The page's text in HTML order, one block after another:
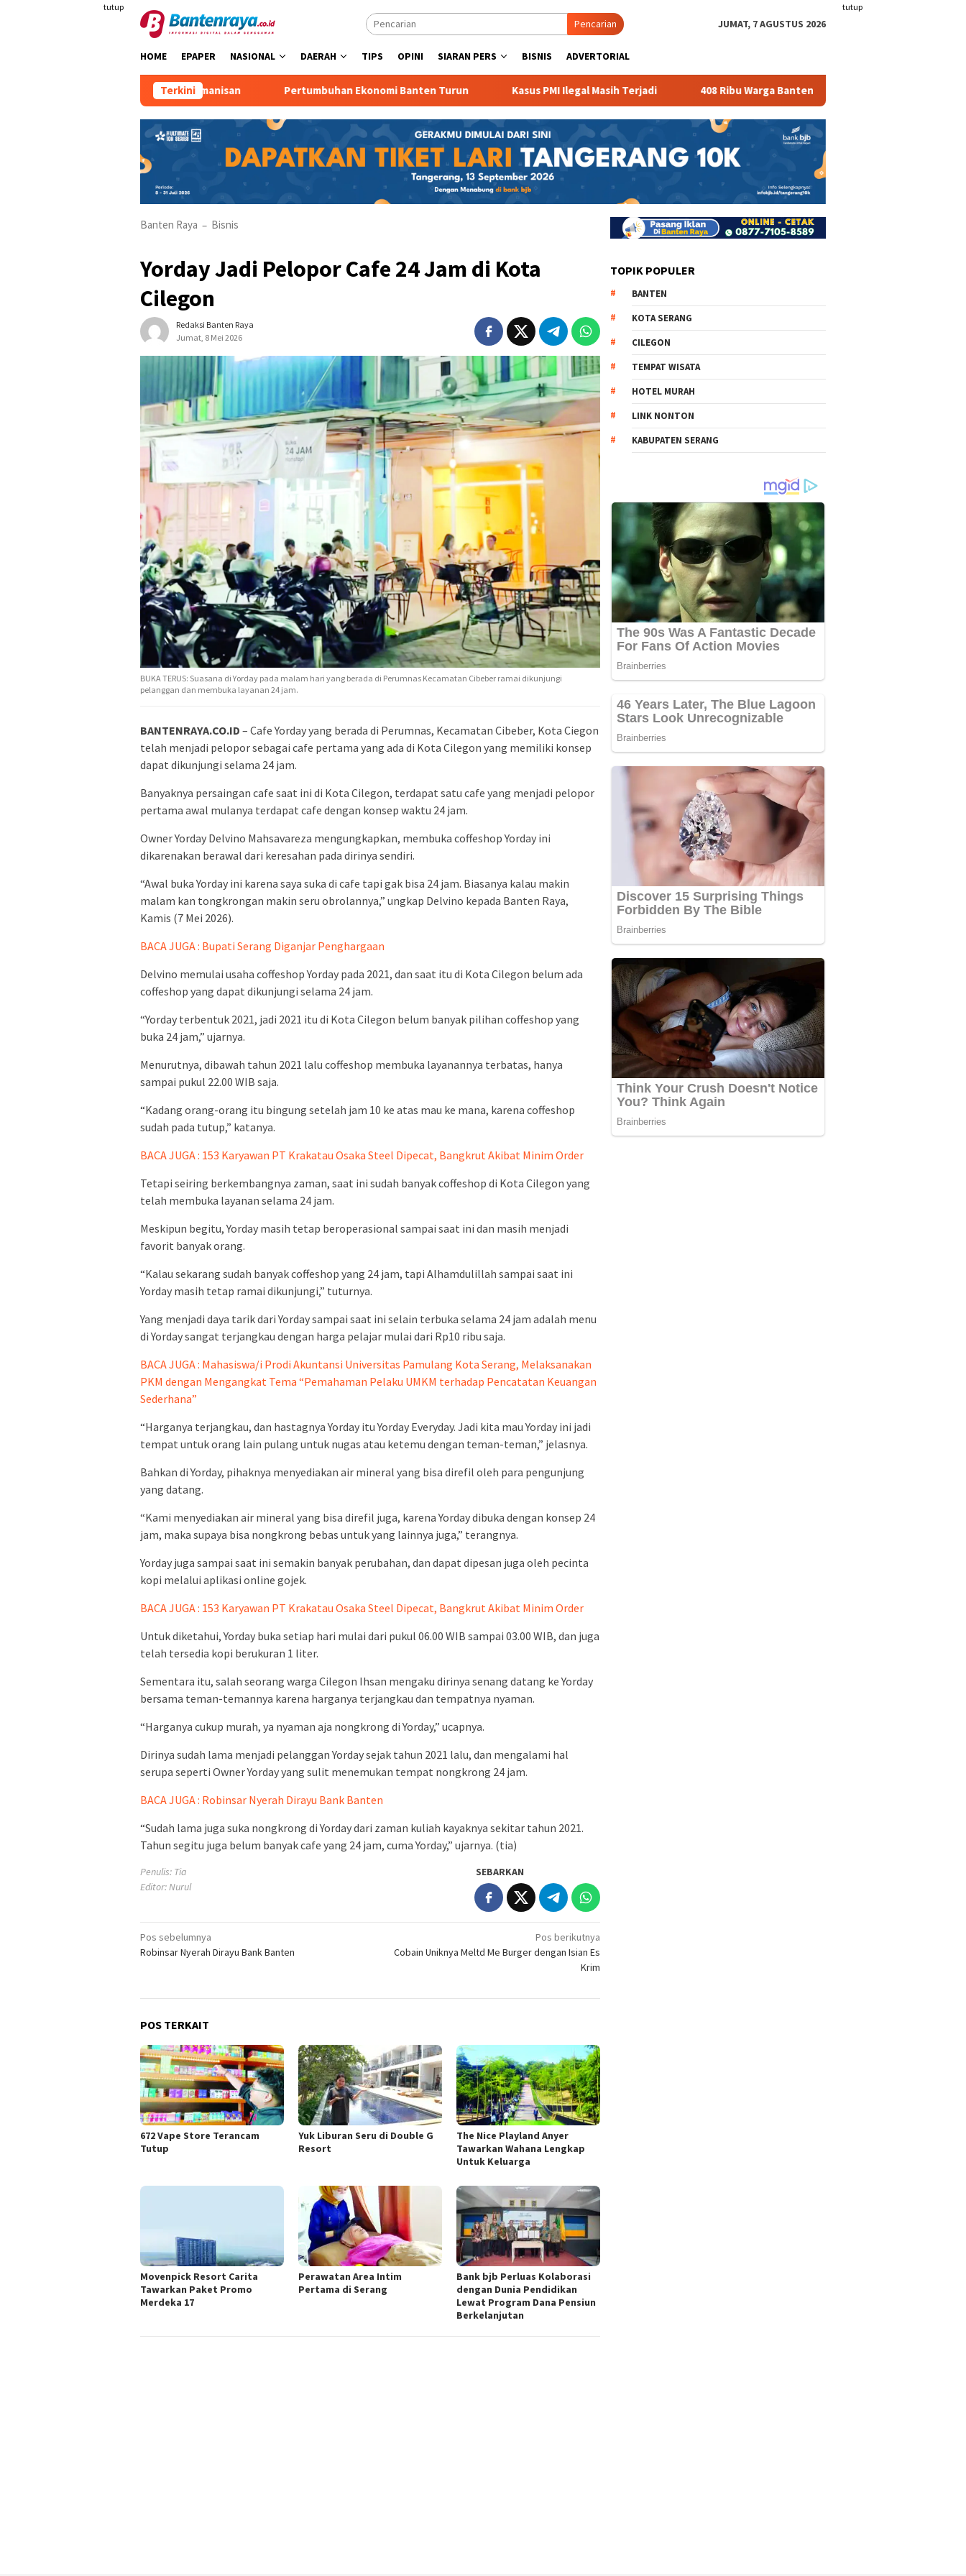
tutup tutup
Pencarian JUMAT, 7 AGUSTUS 2026
HOME EPAPER NASIONAL DAERAH TIPS OPINI SIARAN PERS BISNIS ADVERTORIAL
Terkini
KKM Kelompok 10 Kemanisan Pertumbuhan Ekonomi Banten Turun Kasus PMI Ilegal Masih Terjadi 408 Ribu Warga Banten Menganggur
Banten Raya – Bisnis
Yorday Jadi Pelopor Cafe 24 Jam di Kota
Cilegon
Redaksi Banten Raya
Jumat, 8 Mei 2026
BUKA TERUS: Suasana di Yorday pada malam hari yang berada di Perumnas Kecamatan Cibeber ramai dikunjungi
pelanggan dan membuka layanan 24 jam.
BANTENRAYA.CO.ID – Cafe Yorday yang berada di Perumnas, Kecamatan Cibeber, Kota Ciegon
telah menjadi pelopor sebagai cafe pertama yang ada di Kota Cilegon yang memiliki konsep
dapat dikunjungi selama 24 jam.
Banyaknya persaingan cafe saat ini di Kota Cilegon, terdapat satu cafe yang menjadi pelopor
pertama awal mulanya terdapat cafe dengan konsep waktu 24 jam.
Owner Yorday Delvino Mahsavareza mengungkapkan, membuka coffeshop Yorday ini
dikarenakan berawal dari keresahan pada dirinya sendiri.
“Awal buka Yorday ini karena saya suka di cafe tapi gak bisa 24 jam. Biasanya kalau makin
malam kan tongkrongan makin seru obrolannya,” ungkap Delvino kepada Banten Raya,
Kamis (7 Mei 2026).
BACA JUGA : Bupati Serang Diganjar Penghargaan
Delvino memulai usaha coffeshop Yorday pada 2021, dan saat itu di Kota Cilegon belum ada
coffeshop yang dapat dikunjungi selama 24 jam.
“Yorday terbentuk 2021, jadi 2021 itu di Kota Cilegon belum banyak pilihan coffeshop yang
buka 24 jam,” ujarnya.
Menurutnya, dibawah tahun 2021 lalu coffeshop membuka layanannya terbatas, hanya
sampai pukul 22.00 WIB saja.
“Kadang orang-orang itu bingung setelah jam 10 ke atas mau ke mana, karena coffeshop
sudah pada tutup,” katanya.
BACA JUGA : 153 Karyawan PT Krakatau Osaka Steel Dipecat, Bangkrut Akibat Minim Order
Tetapi seiring berkembangnya zaman, saat ini sudah banyak coffeshop di Kota Cilegon yang
telah membuka layanan selama 24 jam.
Meskipun begitu, Yorday masih tetap beroperasional sampai saat ini dan masih menjadi
favorit banyak orang.
“Kalau sekarang sudah banyak coffeshop yang 24 jam, tapi Alhamdulillah sampai saat ini
Yorday masih tetap ramai dikunjungi,” tuturnya.
Yang menjadi daya tarik dari Yorday sampai saat ini selain terbuka selama 24 jam adalah menu
di Yorday sangat terjangkau dengan harga pelajar mulai dari Rp10 ribu saja.
BACA JUGA : Mahasiswa/i Prodi Akuntansi Universitas Pamulang Kota Serang, Melaksanakan
PKM dengan Mengangkat Tema “Pemahaman Pelaku UMKM terhadap Pencatatan Keuangan
Sederhana”
“Harganya terjangkau, dan hastagnya Yorday itu Yorday Everyday. Jadi kita mau Yorday ini jadi
tempat untuk orang lain pulang untuk nugas atau ketemu dengan teman-teman,” jelasnya.
Bahkan di Yorday, pihaknya menyediakan air mineral yang bisa direfil oleh para pengunjung
yang datang.
“Kami menyediakan air mineral yang bisa direfil juga, karena Yorday dibuka dengan konsep 24
jam, maka supaya bisa nongkrong bebas untuk yang lainnya juga,” terangnya.
Yorday juga sampai saat ini semakin banyak perubahan, dan dapat dipesan juga oleh pecinta
kopi melalui aplikasi online gojek.
BACA JUGA : 153 Karyawan PT Krakatau Osaka Steel Dipecat, Bangkrut Akibat Minim Order
Untuk diketahui, Yorday buka setiap hari mulai dari pukul 06.00 WIB sampai 03.00 WIB, dan juga
telah tersedia kopi berukuran 1 liter.
Sementara itu, salah seorang warga Cilegon Ihsan mengaku dirinya senang datang ke Yorday
bersama teman-temannya karena harganya terjangkau dan tempatnya nyaman.
“Harganya cukup murah, ya nyaman aja nongkrong di Yorday,” ucapnya.
Dirinya sudah lama menjadi pelanggan Yorday sejak tahun 2021 lalu, dan mengalami hal
serupa seperti Owner Yorday yang sulit menemukan tempat nongkrong 24 jam.
BACA JUGA : Robinsar Nyerah Dirayu Bank Banten
“Sudah lama juga suka nongkrong di Yorday dari zaman kuliah kayaknya sekitar tahun 2021.
Tahun segitu juga belum banyak cafe yang 24 jam, cuma Yorday,” ujarnya. (tia)
Penulis: Tia
Editor: Nurul
SEBARKAN
Navigasi
pos
Pos sebelumnya
Robinsar Nyerah Dirayu Bank Banten
Pos berikutnya
Cobain Uniknya Meltd Me Burger dengan Isian Es
Krim
POS TERKAIT
672 Vape Store Terancam
Tutup
Yuk Liburan Seru di Double G
Resort
The Nice Playland Anyer
Tawarkan Wahana Lengkap
Untuk Keluarga
Movenpick Resort Carita
Tawarkan Paket Promo
Merdeka 17
Perawatan Area Intim
Pertama di Serang
Bank bjb Perluas Kolaborasi
dengan Dunia Pendidikan
Lewat Program Dana Pensiun
Berkelanjutan
TOPIK POPULER
BANTEN
KOTA SERANG
CILEGON
TEMPAT WISATA
HOTEL MURAH
LINK NONTON
KABUPATEN SERANG